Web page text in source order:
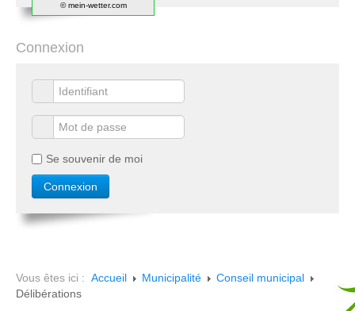
© mein-wetter.com
Connexion
Se souvenir de moi
Vous êtes ici : Accueil Municipalité
Conseil municipal
Délibérations